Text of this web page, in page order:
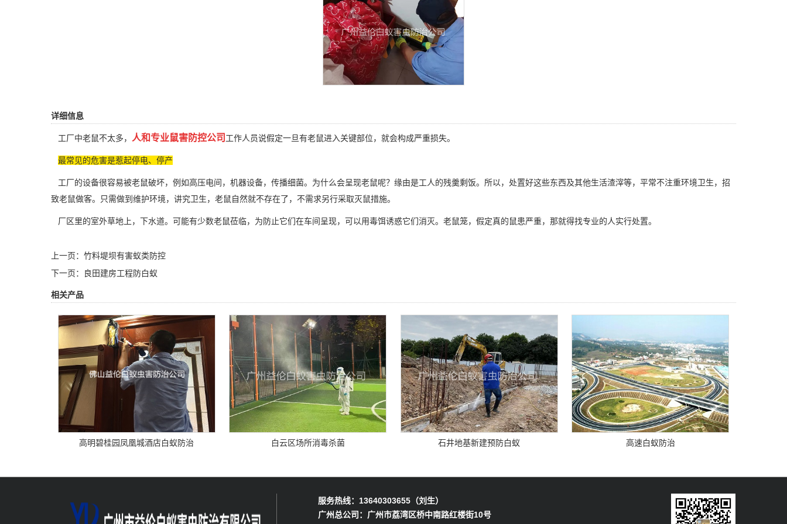
详细信息
工厂中老鼠不太多， 人和专业鼠害防控公司 工作人员说假定一旦有老鼠进入关键部位，就会构成严重损失。
最常见的危害是惹起停电、停产
工厂的设备很容易被老鼠破坏，例如高压电间，机器设备，传播细菌。为什么会呈现老鼠呢？缘由是工人的残羹剩饭。所以，处置好这些东西及其他生活渣滓等，平常不注重环境卫生，招
致老鼠做客。只需做到维护环境，讲究卫生，老鼠自然就不存在了，不需求另行采取灭鼠措施。
厂区里的室外草地上，下水道。可能有少数老鼠莅临，为防止它们在车间呈现，可以用毒饵诱惑它们消灭。老鼠笼，假定真的鼠患严重，那就得找专业的人实行处置。
上一页： 竹料堤坝有害蚁类防控
下一页：
良田建房工程防白蚁
相关产品
高明碧桂园凤凰城酒店白蚁防治 白云区场所消毒杀菌 石井地基新建预防白蚁 高速白蚁防治
服务热线：13640303655（刘生）
广州总公司：广州市荔湾区桥中南路红楼街10号